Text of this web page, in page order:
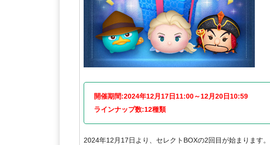
開催期間:2024年12月17日11:00～12月20日10:59
ラインナップ数:12種類
2024年12月17日より、セレクトBOXの2回目が始まります。